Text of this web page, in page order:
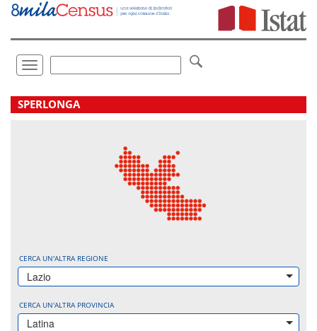
Vai
direttamente
Toggle
navigation
.
SPERLONGA
CERCA UN'ALTRA REGIONE
Lazio
CERCA UN'ALTRA PROVINCIA
Latina